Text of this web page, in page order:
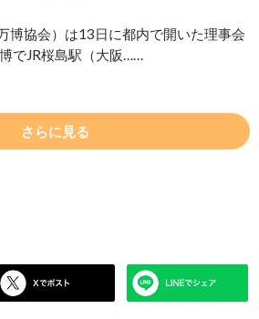
博協会）は13日に都内で開いた理事会
でJR桜島駅（大阪……
さらに見る